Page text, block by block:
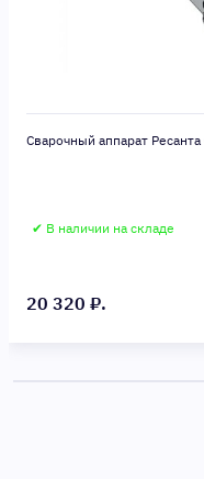
Сварочный аппарат
✔ В наличии на складе
20 320 ₽.